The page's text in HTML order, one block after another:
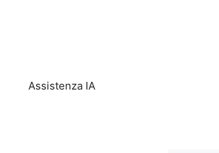
Assistenza IA